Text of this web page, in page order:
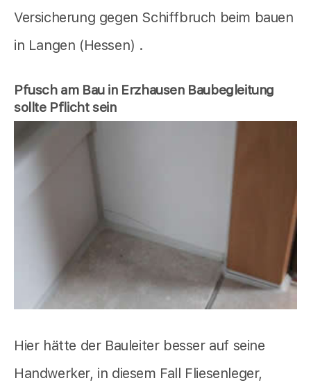
Versicherung gegen Schiffbruch beim bauen
in Langen (Hessen) .
Pfusch am Bau in Erzhausen Baubegleitung
sollte Pflicht sein
Hier hätte der Bauleiter besser auf seine
Handwerker, in diesem Fall Fliesenleger,